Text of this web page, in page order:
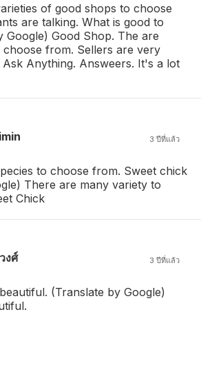
of good shops to choose
are talking. What is good to
Google) Good Shop. The are
choose from. Sellers are very
Ask Anything. Answeers. It's a lot
3 ปีที่แล้ว
to choose from. Sweet chick
There are many variety to
Chick
งศ์ 3 ปีที่แล้ว
(Translate by Google)